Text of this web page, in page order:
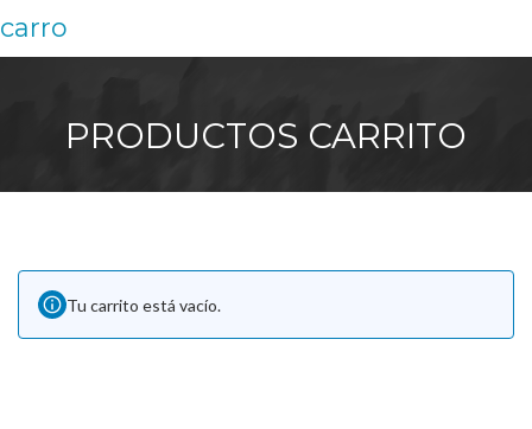
carro
PRODUCTOS CARRITO
Tu carrito está vacío.